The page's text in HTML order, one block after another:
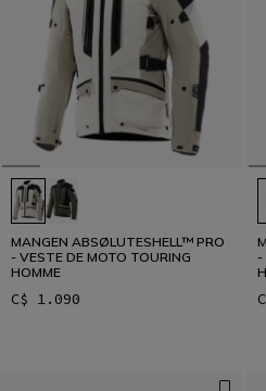
MANGEN ABSØLUTESHELL™ PRO
- VESTE DE MOTO TOURING
HOMME
C$ 1.090
-